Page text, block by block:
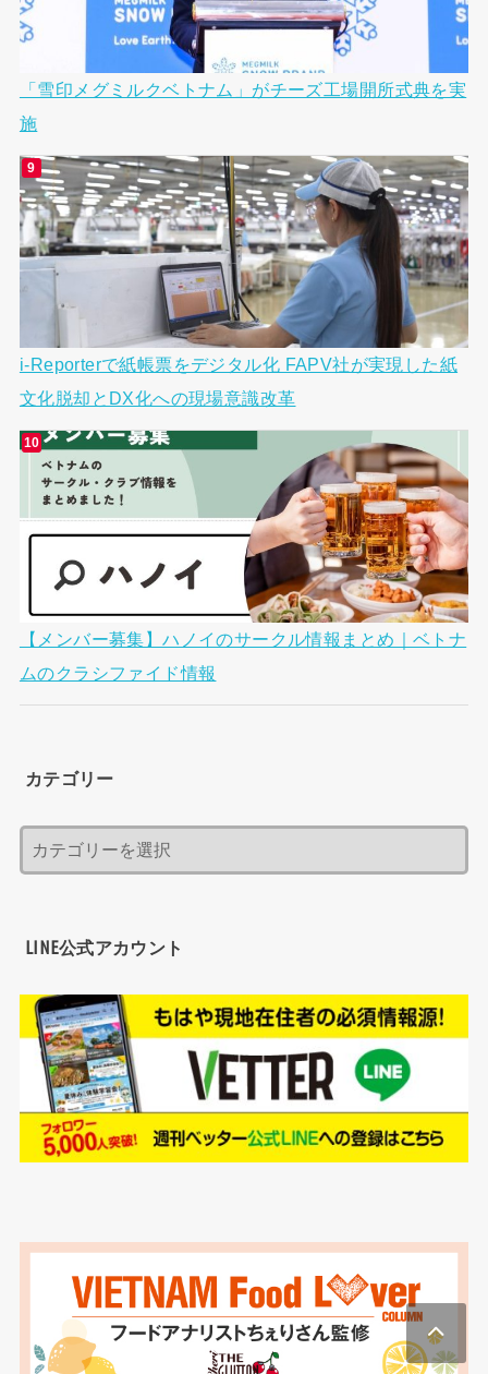
「雪印メグミルクベトナム」がチーズ工場開所式典を実
施
i-Reporterで紙帳票をデジタル化 FAPV社が実現した紙
文化脱却とDX化への現場意識改革
【メンバー募集】ハノイのサークル情報まとめ｜ベトナ
ムのクラシファイド情報
カテゴリー
LINE公式アカウント